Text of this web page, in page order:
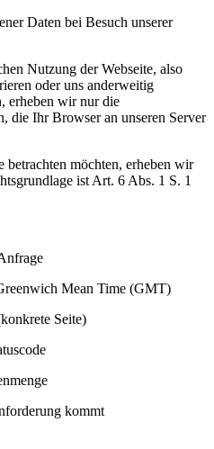
Daten bei Besuch unserer
Nutzung der Webseite, also
oder uns anderweitig
erheben wir nur die
die Ihr Browser an unseren Server
betrachten möchten, erheben wir
ist Art. 6 Abs. 1 S. 1
Mean Time (GMT)
Seite)
kommt